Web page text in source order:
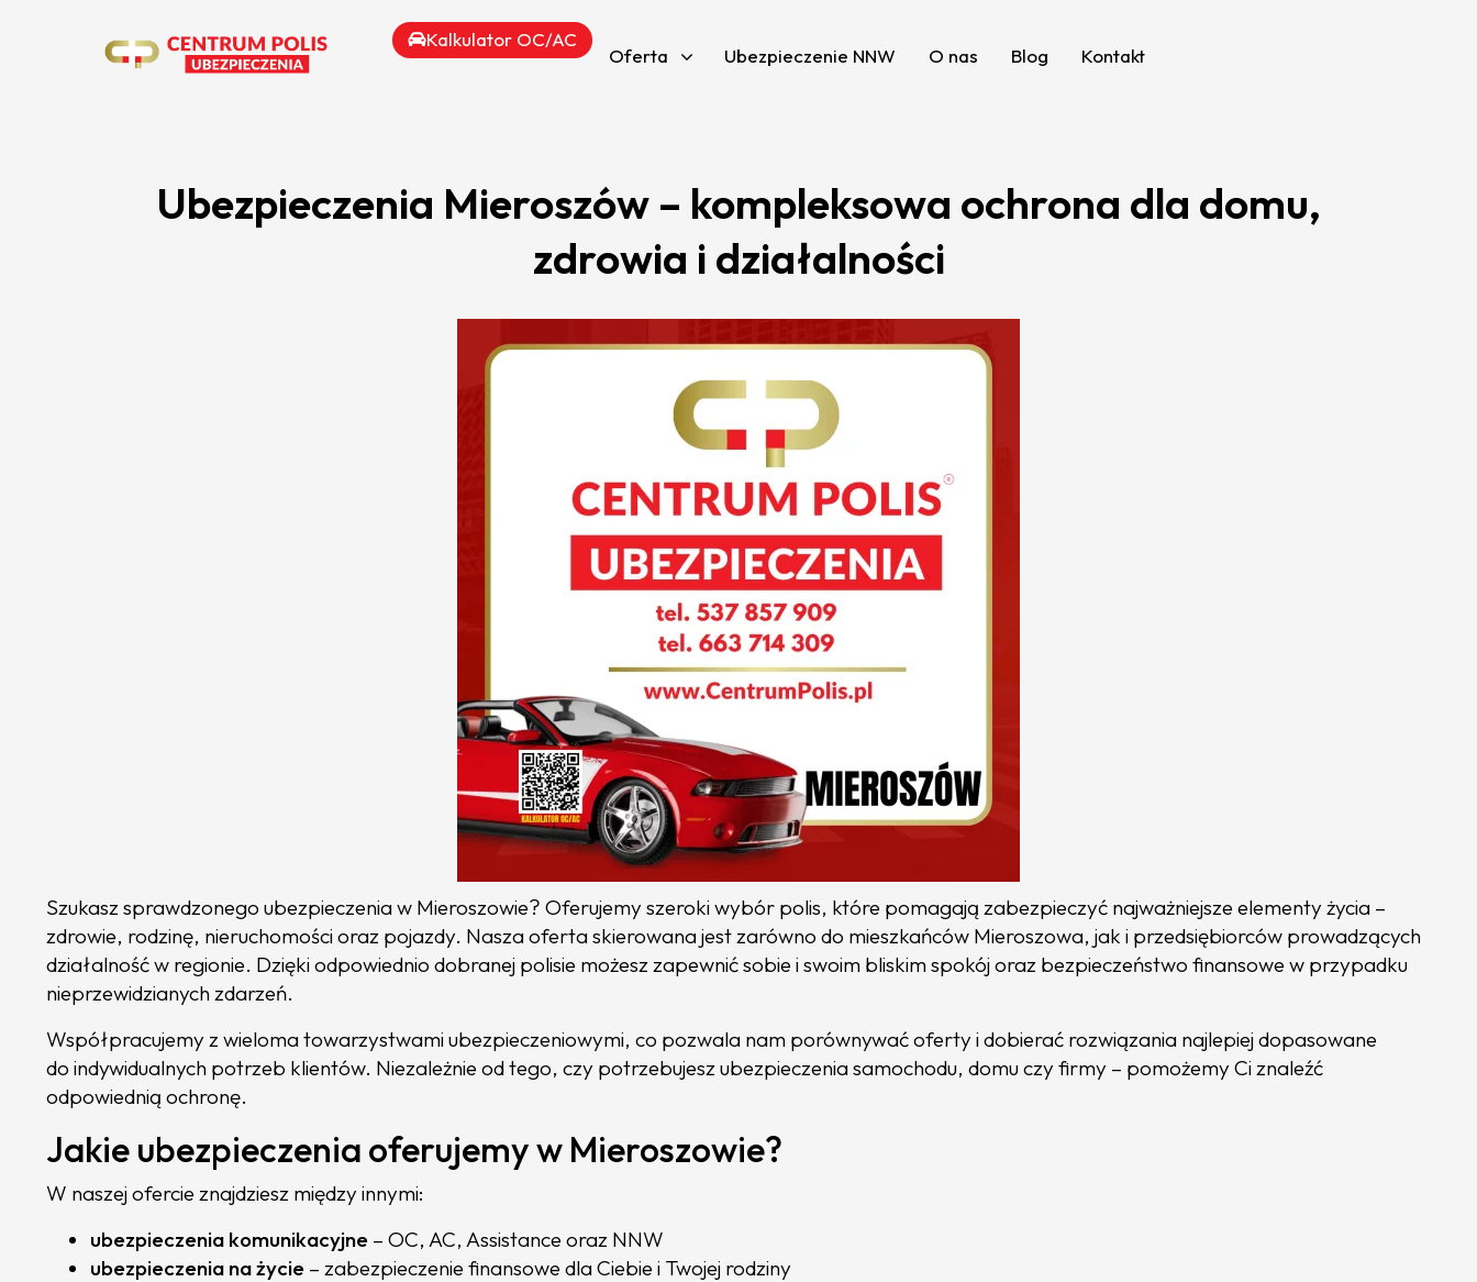
Kalkulator OC/AC
Oferta Ubezpieczenie NNW O nas Blog Kontakt
Ubezpieczenia Mieroszów – kompleksowa ochrona dla domu,
zdrowia i działalności
Szukasz sprawdzonego ubezpieczenia w Mieroszowie? Oferujemy szeroki wybór polis, które pomagają zabezpieczyć najważniejsze elementy życia –
zdrowie, rodzinę, nieruchomości oraz pojazdy. Nasza oferta skierowana jest zarówno do mieszkańców Mieroszowa, jak i przedsiębiorców prowadzących
działalność w regionie. Dzięki odpowiednio dobranej polisie możesz zapewnić sobie i swoim bliskim spokój oraz bezpieczeństwo finansowe w przypadku
nieprzewidzianych zdarzeń.
Współpracujemy z wieloma towarzystwami ubezpieczeniowymi, co pozwala nam porównywać oferty i dobierać rozwiązania najlepiej dopasowane
do indywidualnych potrzeb klientów. Niezależnie od tego, czy potrzebujesz ubezpieczenia samochodu, domu czy firmy – pomożemy Ci znaleźć
odpowiednią ochronę.
Jakie ubezpieczenia oferujemy w Mieroszowie?
W naszej ofercie znajdziesz między innymi:
ubezpieczenia komunikacyjne – OC, AC, Assistance oraz NNW
ubezpieczenia na życie – zabezpieczenie finansowe dla Ciebie i Twojej rodziny